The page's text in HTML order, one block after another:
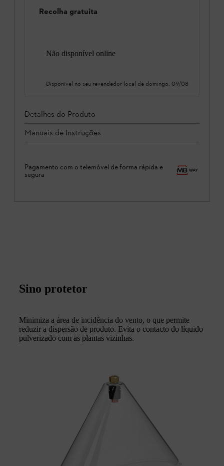
Recolha gratuita
Não disponível online
Disponível no seu revendedor local de domingo, 09/08
Detalhes do Produto
Manuais de Instruções
Pagamento com o telemóvel de forma rápida e
segura
Sino protetor
Minimiza a área de incidência do vento, o que permite
reduzir a dispersão de produto. Evita o contacto do líquido
pulverizado com as plantas vizinhas.